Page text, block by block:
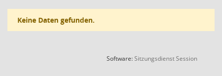
Keine Daten gefunden.
Software:SitzungsdienstSession(Wird in